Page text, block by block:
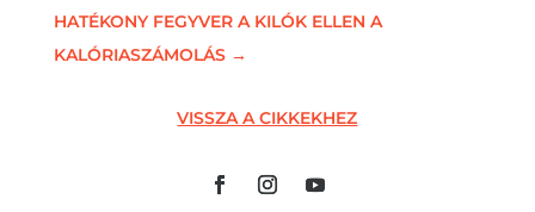
HATÉKONY FEGYVER A KILÓK ELLEN A
KALÓRIASZÁMOLÁS→
VISSZA A CIKKEKHEZ